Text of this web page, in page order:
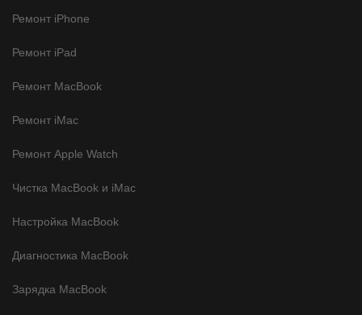
Ремонт iPhone
Ремонт iPad
Ремонт MacBook
Ремонт iMac
Ремонт Apple Watch
Чистка MacBook и iMac
Настройка MacBook
Диагностика MacBook
Зарядка MacBook